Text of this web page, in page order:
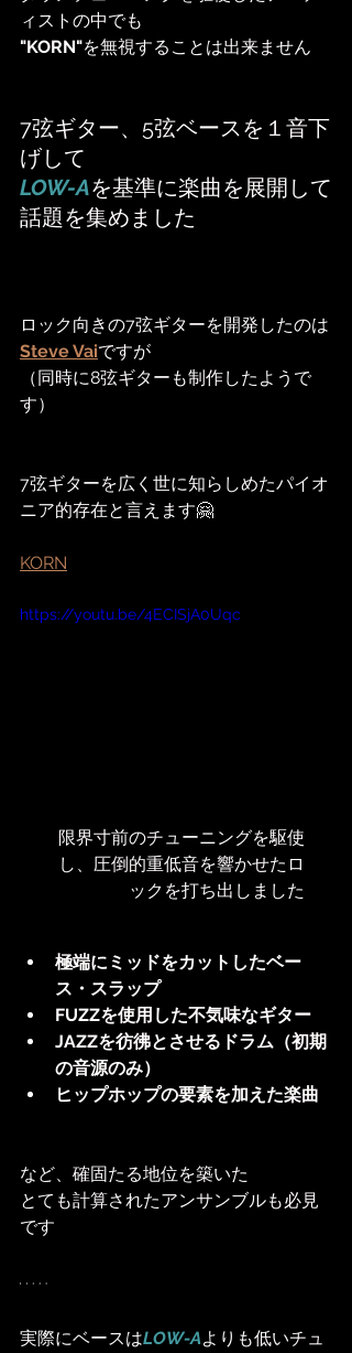
ィストの中でも
"KORN"を無視することは出来ません
7弦ギター、5弦ベースを１音下
げして
LOW-Aを基準に楽曲を展開して
話題を集めました
ロック向きの7弦ギターを開発したのは
Steve Vaiですが
（同時に8弦ギターも制作したようで
す）
7弦ギターを広く世に知らしめたパイオ
ニア的存在と言えます🤗
KORN
https://youtu.be/4ECISjA0Uqc
限界寸前のチューニングを駆使
し、圧倒的重低音を響かせたロ
ックを打ち出しました
極端にミッドをカットしたベー
ス・スラップ
FUZZを使用した不気味なギター
JAZZを彷彿とさせるドラム（初期
の音源のみ）
ヒップホップの要素を加えた楽曲
など、確固たる地位を築いた
とても計算されたアンサンブルも必見
です
実際にベースはLOW-Aよりも低いチュ